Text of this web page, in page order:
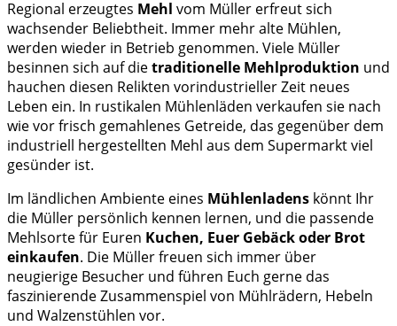
Regional erzeugtes Mehl vom Müller erfreut sich
wachsender Beliebtheit. Immer mehr alte Mühlen,
werden wieder in Betrieb genommen. Viele Müller
besinnen sich auf dietraditionelle Mehlproduktion und
hauchen diesen Relikten vorindustrieller Zeit neues
Leben ein. In rustikalen Mühlenläden verkaufen sie nach
wie vor frisch gemahlenes Getreide, das gegenüber dem
industriell hergestellten Mehl aus dem Supermarkt viel
gesünder ist.
Im ländlichen Ambiente eines Mühlenladens könnt Ihr
die Müller persönlich kennen lernen, und die passende
Mehlsorte für Euren Kuchen, Euer Gebäck oder Brot
einkaufen. Die Müller freuen sich immer über
neugierige Besucher und führen Euch gerne das
faszinierende Zusammenspiel von Mühlrädern, Hebeln
und Walzenstühlen vor.